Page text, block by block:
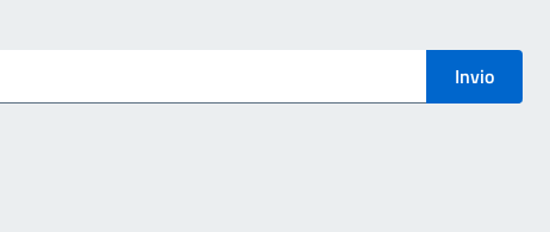
Invio